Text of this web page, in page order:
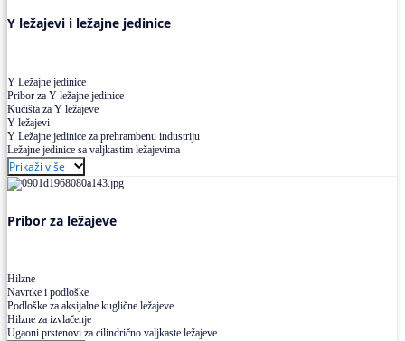
Y ležajevi i ležajne jedinice
Y Ležajne jedinice
Pribor za Y ležajne jedinice
Kućišta za Y ležajeve
Y ležajevi
Y Ležajne jedinice za prehrambenu industriju
Ležajne jedinice sa valjkastim ležajevima
Prikaži više
Pribor za ležajeve
Hilzne
Navrtke i podloške
Podloške za aksijalne kuglične ležajeve
Hilzne za izvlačenje
Ugaoni prstenovi za cilindrično valjkaste ležajeve